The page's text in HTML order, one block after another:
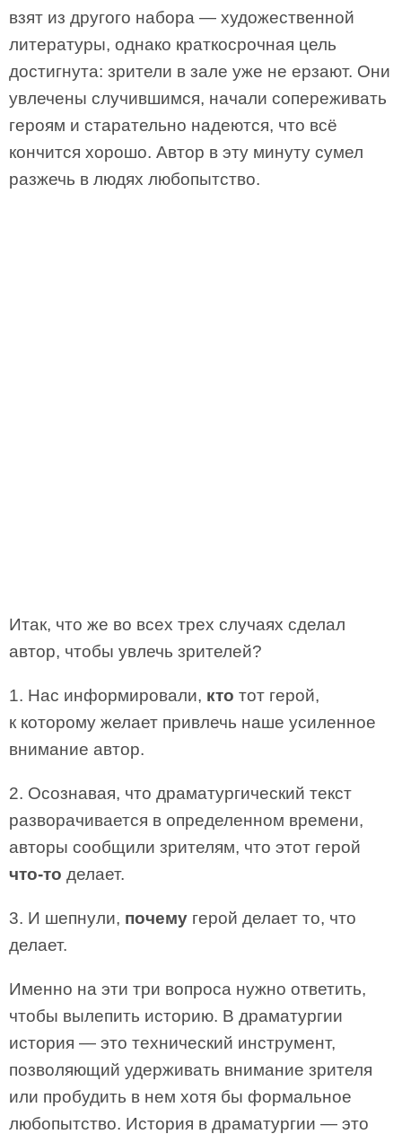
взят из другого набора — художественной
литературы, однако краткосрочная цель
достигнута: зрители в зале уже не ерзают. Они
увлечены случившимся, начали сопереживать
героям и старательно надеются, что всё
кончится хорошо. Автор в эту минуту сумел
разжечь в людях любопытство.
Итак, что же во всех трех случаях сделал
автор, чтобы увлечь зрителей?
1. Нас информировали, кто тот герой,
к которому желает привлечь наше усиленное
внимание автор.
2. Осознавая, что драматургический текст
разворачивается в определенном времени,
авторы сообщили зрителям, что этот герой
что-то делает.
3. И шепнули, почему герой делает то, что
делает.
Именно на эти три вопроса нужно ответить,
чтобы вылепить историю. В драматургии
история — это технический инструмент,
позволяющий удерживать внимание зрителя
или пробудить в нем хотя бы формальное
любопытство. История в драматургии — это